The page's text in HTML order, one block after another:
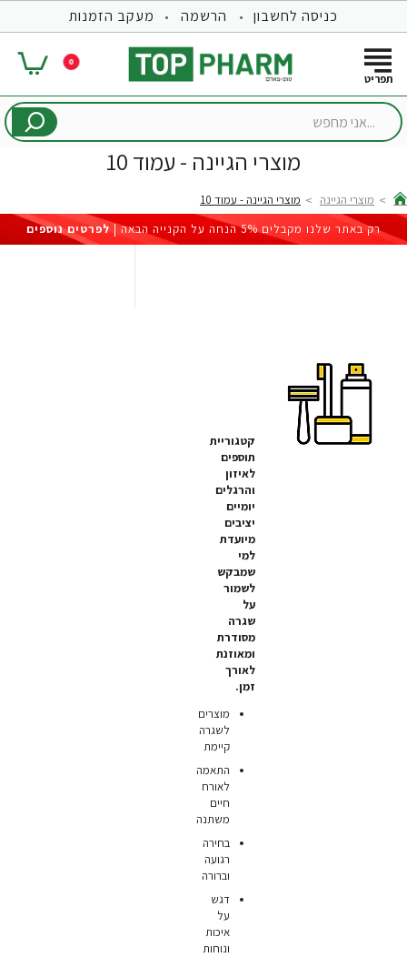
כניסה לחשבון הרשמה מעקב הזמנות
0
...אני
מוצרי הגיינה - עמוד 10
home
מוצרי הגיינה
מוצרי הגיינה - עמוד 10
רק באתר שלנו מקבלים 5% הנחה על הקנייה הבאה |
לפרטים נוספים
קטגוריית
תוספים
לאיזון
והרגלים
יומיים
יציבים
מיועדת
למי
שמבקש
לשמור
על
שגרה
מסודרת
ומאוזנת
לאורך
זמן.
מוצרים
לשגרה
קיימת
התאמה
לאורח
חיים
משתנה
בחירה
רגועה
וברורה
דגש
על
איכות
ונוחות